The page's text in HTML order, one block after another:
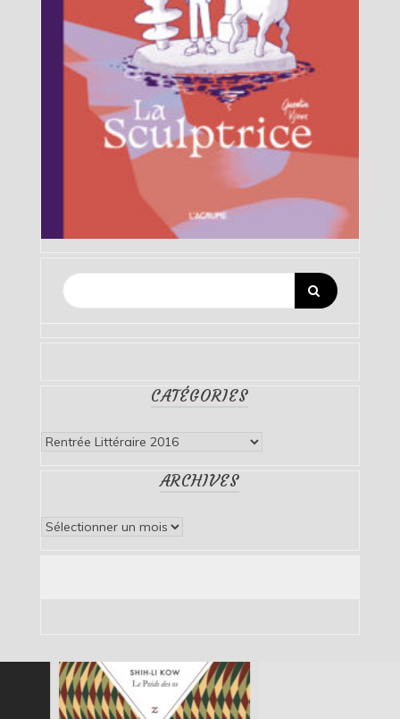
CATÉGORIES
Catégories
ARCHIVES
Archives